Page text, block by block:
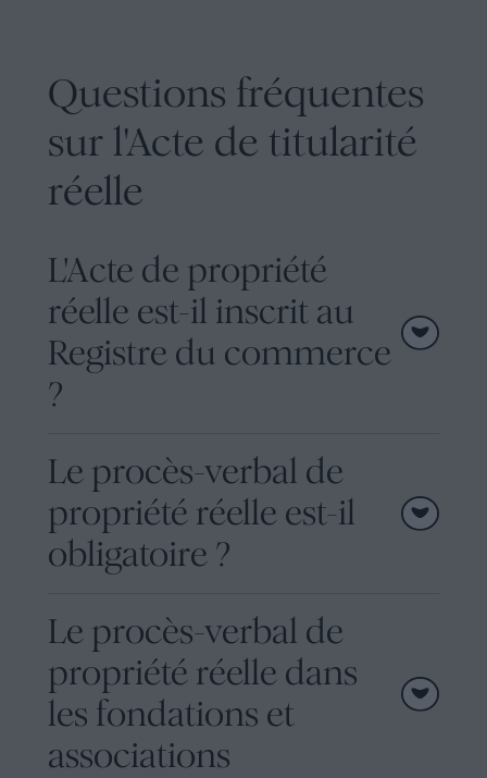
Questions fréquentes
sur l'Acte de titularité
réelle
L'Acte de propriété
réelle est-il inscrit au
Registre du commerce
?
Le procès-verbal de
propriété réelle est-il
obligatoire ?
Le procès-verbal de
propriété réelle dans
les fondations et
associations